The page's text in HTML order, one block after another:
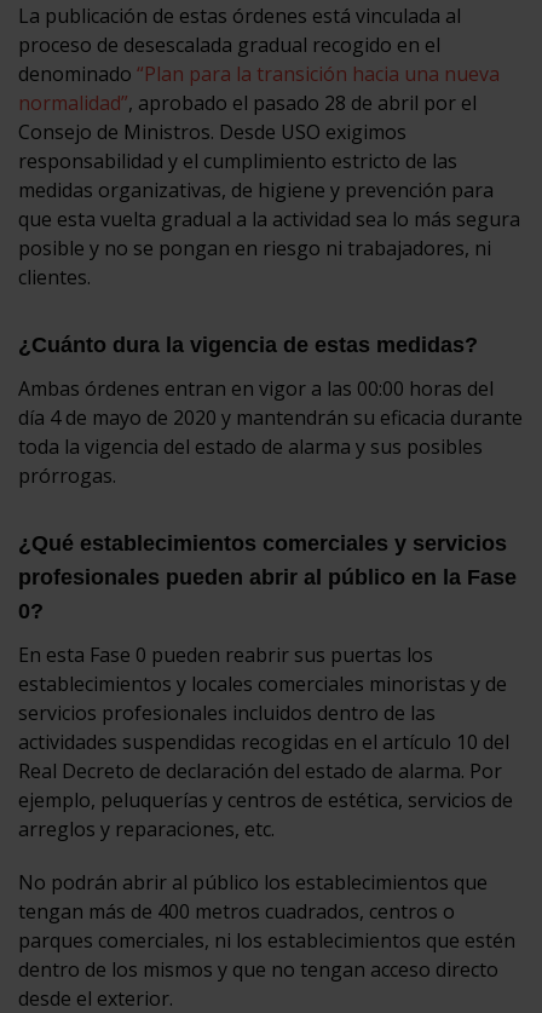
La publicación de estas órdenes está vinculada al
proceso de desescalada gradual recogido en el
denominado “Plan para la transición hacia una nueva
normalidad”, aprobado el pasado 28 de abril por el
Consejo de Ministros. Desde USO exigimos
responsabilidad y el cumplimiento estricto de las
medidas organizativas, de higiene y prevención para
que esta vuelta gradual a la actividad sea lo más segura
posible y no se pongan en riesgo ni trabajadores, ni
clientes.
¿Cuánto dura la vigencia de estas medidas?
Ambas órdenes entran en vigor a las 00:00 horas del
día 4 de mayo de 2020 y mantendrán su eficacia durante
toda la vigencia del estado de alarma y sus posibles
prórrogas.
¿Qué establecimientos comerciales y servicios
profesionales pueden abrir al público en la Fase
0?
En esta Fase 0 pueden reabrir sus puertas los
establecimientos y locales comerciales minoristas y de
servicios profesionales incluidos dentro de las
actividades suspendidas recogidas en el artículo 10 del
Real Decreto de declaración del estado de alarma. Por
ejemplo, peluquerías y centros de estética, servicios de
arreglos y reparaciones, etc.
No podrán abrir al público los establecimientos que
tengan más de 400 metros cuadrados, centros o
parques comerciales, ni los establecimientos que estén
dentro de los mismos y que no tengan acceso directo
desde el exterior.